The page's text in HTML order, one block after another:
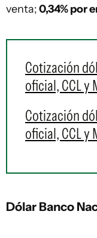
venta;0,34% por
Cotización
oficial, CCL y
Cotización
oficial, CCL y
Dólar Banco